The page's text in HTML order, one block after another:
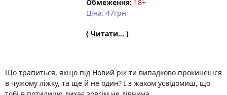
Обмеження: 18+
Ціна: 47грн
( Читати... )
Що трапиться, якщо під Новий рік ти випадково прокинешся
в чужому ліжку, та ще й не один? І з жахом усвідомиш, що